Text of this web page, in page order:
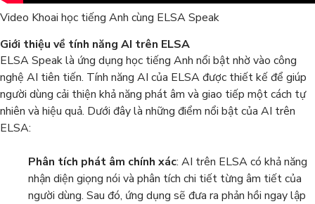
Video Khoai học tiếng Anh cùng ELSA Speak
Giới thiệu về tính năng AI trên ELSA
ELSA Speak là ứng dụng học tiếng Anh nổi bật nhờ vào công
nghệ AI tiên tiến. Tính năng AI của ELSA được thiết kế để giúp
người dùng cải thiện khả năng phát âm và giao tiếp một cách tự
nhiên và hiệu quả. Dưới đây là những điểm nổi bật của AI trên
ELSA:
Phân tích phát âm chính xác: AI trên ELSA có khả năng
nhận diện giọng nói và phân tích chi tiết từng âm tiết của
người dùng. Sau đó, ứng dụng sẽ đưa ra phản hồi ngay lập